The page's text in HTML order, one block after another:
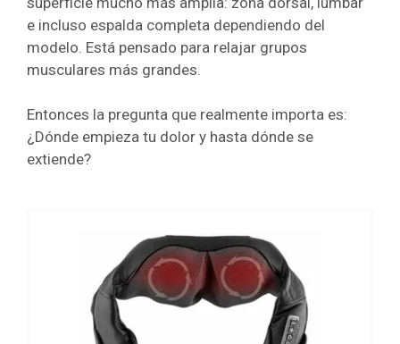
e incluso espalda completa dependiendo del
modelo. Está pensado para relajar grupos
musculares más grandes.
Entonces la pregunta que realmente importa es:
¿Dónde empieza tu dolor y hasta dónde se
extiende?